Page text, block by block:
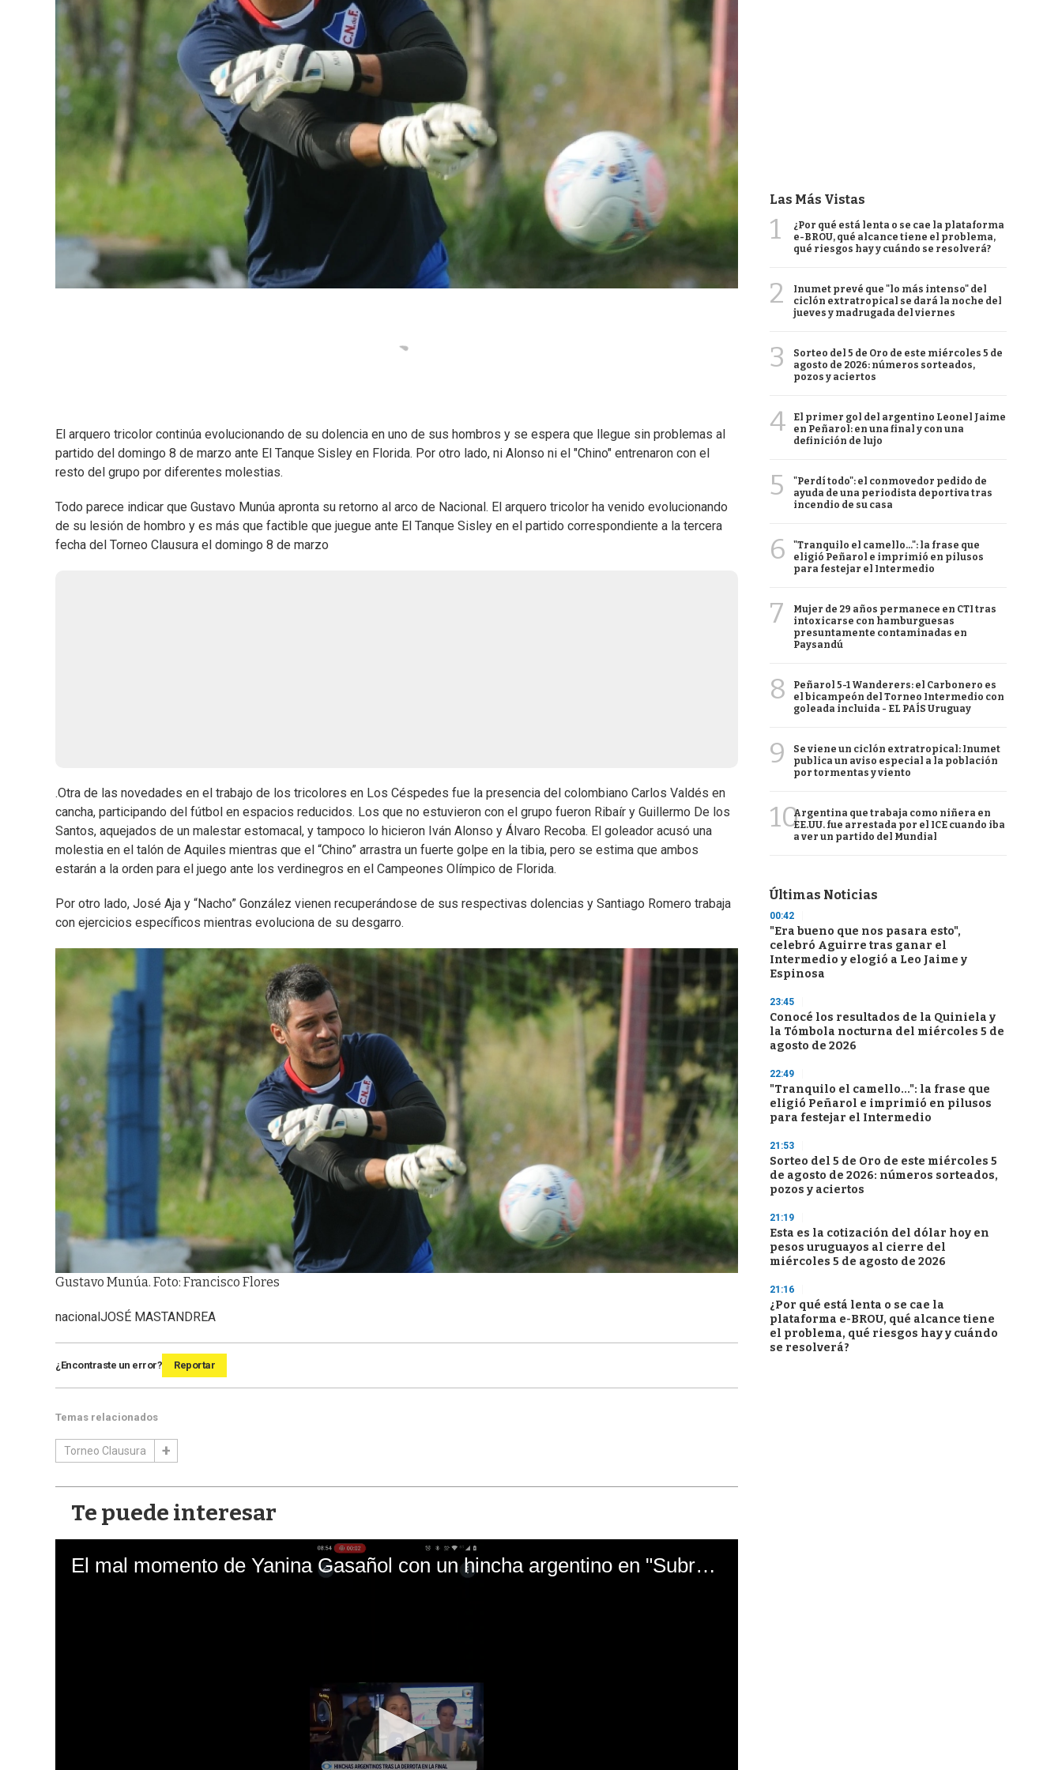
El arquero tricolor continúa evolucionando de su dolencia en uno de sus hombros y se espera que llegue sin problemas al
partido del domingo 8 de marzo ante El Tanque Sisley en Florida. Por otro lado, ni Alonso ni el "Chino" entrenaron con el
resto del grupo por diferentes molestias.
Todo parece indicar que Gustavo Munúa apronta su retorno al arco de Nacional. El arquero tricolor ha venido evolucionando
de su lesión de hombro y es más que factible que juegue ante El Tanque Sisley en el partido correspondiente a la tercera
fecha del Torneo Clausura el domingo 8 de marzo
.Otra de las novedades en el trabajo de los tricolores en Los Céspedes fue la presencia del colombiano Carlos Valdés en
cancha, participando del fútbol en espacios reducidos. Los que no estuvieron con el grupo fueron Ribaír y Guillermo De los
Santos, aquejados de un malestar estomacal, y tampoco lo hicieron Iván Alonso y Álvaro Recoba. El goleador acusó una
molestia en el talón de Aquiles mientras que el “Chino” arrastra un fuerte golpe en la tibia, pero se estima que ambos
estarán a la orden para el juego ante los verdinegros en el Campeones Olímpico de Florida.
Por otro lado, José Aja y “Nacho” González vienen recuperándose de sus respectivas dolencias y Santiago Romero trabaja
con ejercicios específicos mientras evoluciona de su desgarro.
Gustavo Munúa. Foto: Francisco Flores
nacionalJOSÉ MASTANDREA
¿Encontraste un error? Reportar
Temas relacionados
Torneo Clausura
Te puede interesar
El mal momento de Yanina Gasañol con un hincha argentino en "Subrayado"
Las Más Vistas
1
¿Por qué está lenta o se cae la plataforma
e-BROU, qué alcance tiene el problema,
qué riesgos hay y cuándo se resolverá?
2
Inumet prevé que "lo más intenso" del
ciclón extratropical se dará la noche del
jueves y madrugada del viernes
3
Sorteo del 5 de Oro de este miércoles 5 de
agosto de 2026: números sorteados,
pozos y aciertos
4
El primer gol del argentino Leonel Jaime
en Peñarol: en una final y con una
definición de lujo
5
"Perdí todo": el conmovedor pedido de
ayuda de una periodista deportiva tras
incendio de su casa
6
"Tranquilo el camello...": la frase que
eligió Peñarol e imprimió en pilusos
para festejar el Intermedio
7
Mujer de 29 años permanece en CTI tras
intoxicarse con hamburguesas
presuntamente contaminadas en
Paysandú
8
Peñarol 5-1 Wanderers: el Carbonero es
el bicampeón del Torneo Intermedio con
goleada incluida - EL PAÍS Uruguay
9
Se viene un ciclón extratropical: Inumet
publica un aviso especial a la población
por tormentas y viento
10Argentina que trabaja como niñera en
EE.UU. fue arrestada por el ICE cuando iba
a ver un partido del Mundial
Últimas Noticias
00:42
"Era bueno que nos pasara esto",
celebró Aguirre tras ganar el
Intermedio y elogió a Leo Jaime y
Espinosa
23:45
Conocé los resultados de la Quiniela y
la Tómbola nocturna del miércoles 5 de
agosto de 2026
22:49
"Tranquilo el camello...": la frase que
eligió Peñarol e imprimió en pilusos
para festejar el Intermedio
21:53
Sorteo del 5 de Oro de este miércoles 5
de agosto de 2026: números sorteados,
pozos y aciertos
21:19
Esta es la cotización del dólar hoy en
pesos uruguayos al cierre del
miércoles 5 de agosto de 2026
21:16
¿Por qué está lenta o se cae la
plataforma e-BROU, qué alcance tiene
el problema, qué riesgos hay y cuándo
se resolverá?